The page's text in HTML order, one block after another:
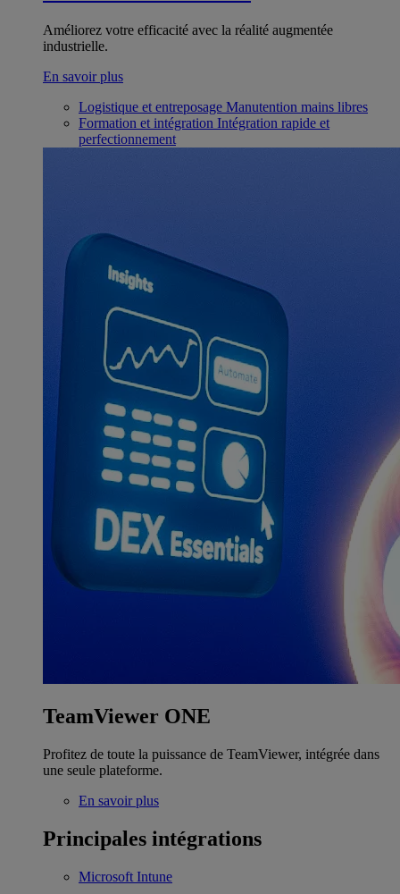
Améliorez votre efficacité avec la réalité augmentée
industrielle.
En savoir plus
Logistique et entreposage Manutention mains libres
Formation et intégration Intégration rapide et
perfectionnement
TeamViewer ONE
Profitez de toute la puissance de TeamViewer, intégrée dans
une seule plateforme.
En savoir plus
Principales intégrations
Microsoft Intune